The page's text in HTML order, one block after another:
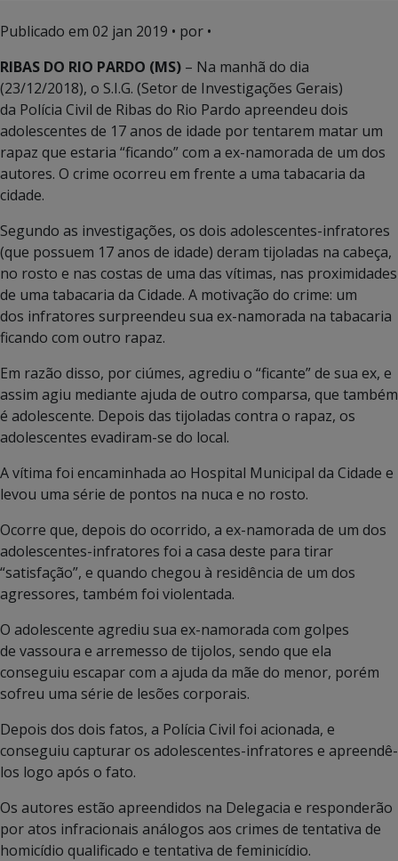
Publicado em 02 jan 2019 • por •
RIBAS DO RIO PARDO (MS) – Na manhã do dia
(23/12/2018), o S.I.G. (Setor de Investigações Gerais)
da Polícia Civil de Ribas do Rio Pardo apreendeu dois
adolescentes de 17 anos de idade por tentarem matar um
rapaz que estaria “ficando” com a ex-namorada de um dos
autores. O crime ocorreu em frente a uma tabacaria da
cidade.
Segundo as investigações, os dois adolescentes-infratores
(que possuem 17 anos de idade) deram tijoladas na cabeça,
no rosto e nas costas de uma das vítimas, nas proximidades
de uma tabacaria da Cidade. A motivação do crime: um
dos infratores surpreendeu sua ex-namorada na tabacaria
ficando com outro rapaz.
Em razão disso, por ciúmes, agrediu o “ficante” de sua ex, e
assim agiu mediante ajuda de outro comparsa, que também
é adolescente. Depois das tijoladas contra o rapaz, os
adolescentes evadiram-se do local.
A vítima foi encaminhada ao Hospital Municipal da Cidade e
levou uma série de pontos na nuca e no rosto.
Ocorre que, depois do ocorrido, a ex-namorada de um dos
adolescentes-infratores foi a casa deste para tirar
“satisfação”, e quando chegou à residência de um dos
agressores, também foi violentada.
O adolescente agrediu sua ex-namorada com golpes
de vassoura e arremesso de tijolos, sendo que ela
conseguiu escapar com a ajuda da mãe do menor, porém
sofreu uma série de lesões corporais.
Depois dos dois fatos, a Polícia Civil foi acionada, e
conseguiu capturar os adolescentes-infratores e apreendê-
los logo após o fato.
Os autores estão apreendidos na Delegacia e responderão
por atos infracionais análogos aos crimes de tentativa de
homicídio qualificado e tentativa de feminicídio.